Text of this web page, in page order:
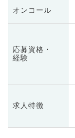
オンコール
応募資格・
経験
求人特徴